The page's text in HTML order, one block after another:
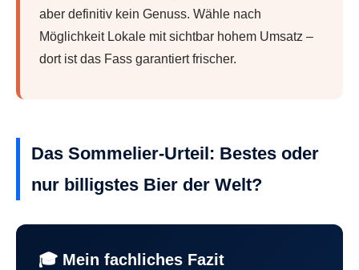
aber definitiv kein Genuss. Wähle nach
Möglichkeit Lokale mit sichtbar hohem Umsatz –
dort ist das Fass garantiert frischer.
Das Sommelier-Urteil: Bestes oder
nur billigstes Bier der Welt?
🎓 Mein fachliches Fazit